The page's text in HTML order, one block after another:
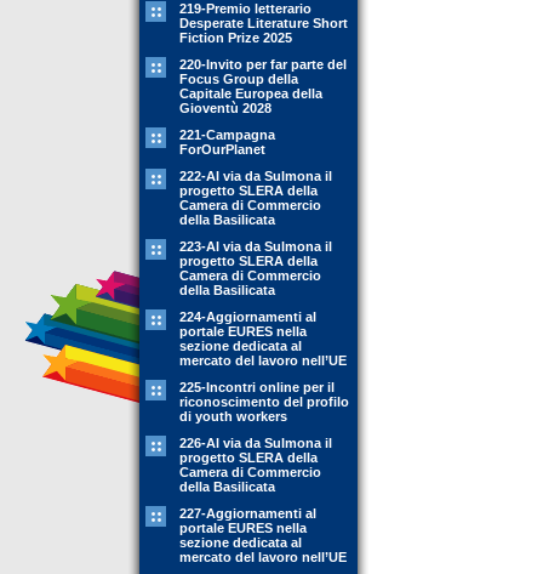
219-Premio letterario
Desperate Literature Short
Fiction Prize 2025
220-Invito per far parte del
Focus Group della
Capitale Europea della
Gioventù 2028
221-Campagna
ForOurPlanet
222-Al via da Sulmona il
progetto SLERA della
Camera di Commercio
della Basilicata
223-Al via da Sulmona il
progetto SLERA della
Camera di Commercio
della Basilicata
224-Aggiornamenti al
portale EURES nella
sezione dedicata al
mercato del lavoro nell’UE
225-Incontri online per il
riconoscimento del profilo
di youth workers
226-Al via da Sulmona il
progetto SLERA della
Camera di Commercio
della Basilicata
227-Aggiornamenti al
portale EURES nella
sezione dedicata al
mercato del lavoro nell’UE